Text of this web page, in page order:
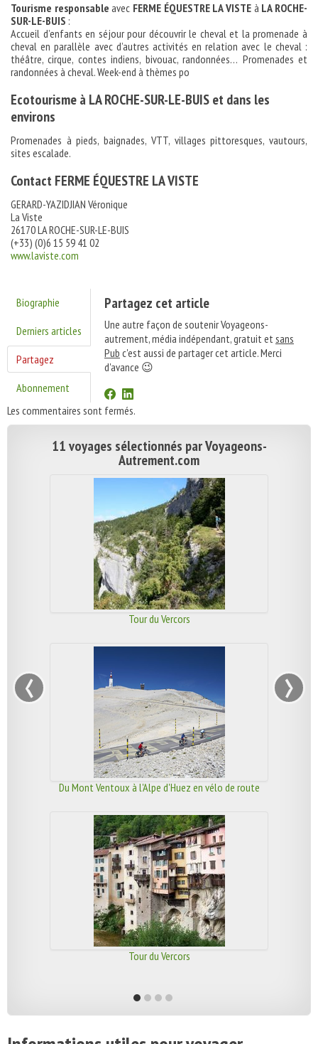
Tourisme responsable avec FERME ÉQUESTRE LA VISTE à LA ROCHE-
SUR-LE-BUIS :
Accueil d’enfants en séjour pour découvrir le cheval et la promenade à
cheval en parallèle avec d’autres activités en relation avec le cheval :
théâtre, cirque, contes indiens, bivouac, randonnées… Promenades et
randonnées à cheval. Week-end à thèmes po
Ecotourisme à LA ROCHE-SUR-LE-BUIS et dans les
environs
Promenades à pieds, baignades, VTT, villages pittoresques, vautours,
sites escalade.
Contact FERME ÉQUESTRE LA VISTE
GERARD-YAZIDJIAN Véronique
La Viste
26170 LA ROCHE-SUR-LE-BUIS
(+33) (0)6 15 59 41 02
www.laviste.com
Biographie
Derniers articles
Partagez
Abonnement
Partagez cet article
Une autre façon de soutenir Voyageons-
autrement, média indépendant, gratuit etsans
Pub c'est aussi de partager cet article. Merci
d'avance 😉
Les commentaires sont fermés.
11 voyages sélectionnés par Voyageons-
Autrement.com
Tour du Vercors
Du Mont Ventoux à l'Alpe d'Huez en vélo de route
Tour du Vercors
‹ ›